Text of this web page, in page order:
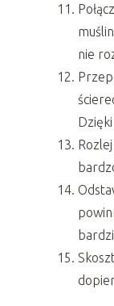
nie